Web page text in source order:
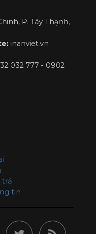
P. Tây Thạnh,
inanviet.vn
032 777 - 0902
trả
tin